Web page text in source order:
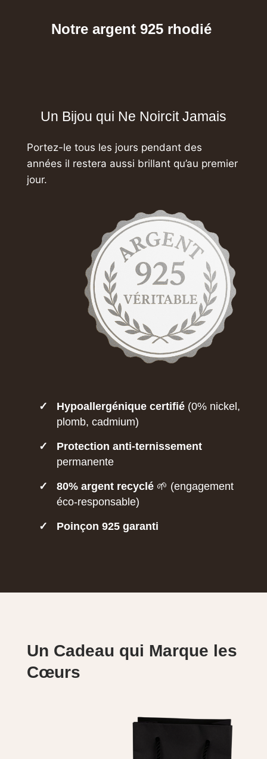
Notre argent 925 rhodié
Un Bijou qui Ne Noircit Jamais
Portez-le tous les jours pendant des
années il restera aussi brillant qu’au premier
jour.
✓ Hypoallergénique certifié(0% nickel,
plomb, cadmium)
✓
Protection anti-ternissement
permanente
✓ 80% argent recyclé🌱 (engagement
éco-responsable)
✓ Poinçon 925 garanti
Un Cadeau qui Marque les
Cœurs